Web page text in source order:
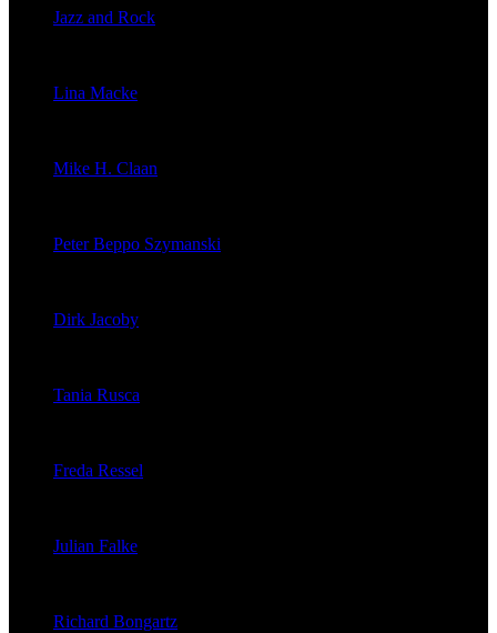
Jazz and Rock
Lina Macke
Mike H. Claan
Peter Beppo Szymanski
Dirk Jacoby
Tania Rusca
Freda Ressel
Julian Falke
Richard Bongartz